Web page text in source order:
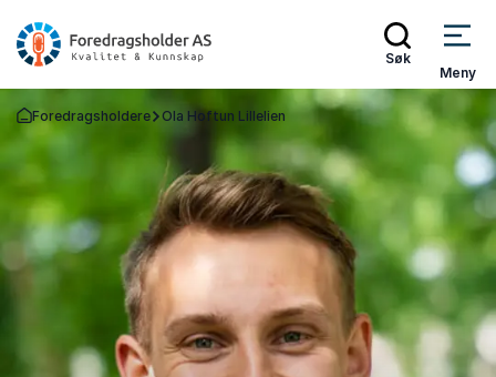
Søk
Meny
Gå tilbake til startsiden
Foredragsholdere Ola Hoftun Lillelien